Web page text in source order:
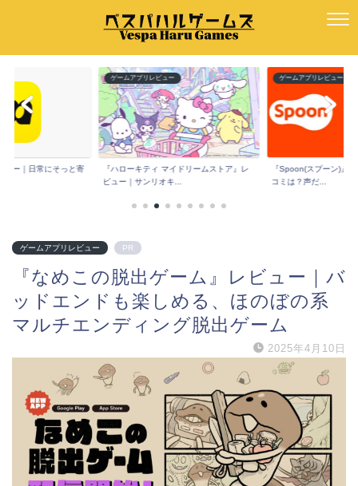
ドリームストア』レ
ゲームアプリレビュー
『Spoon(スプーン)』レビュー｜評判や口
コミは？声だ...
ゲームアプリレビュー
『にじげんカノジョ』
トでリアルすぎる...
ゲームアプリレビュー PR
『なめこの脱出ゲーム』レビュー｜バ
ッドエンドも楽しめる、ほのぼの系
マルチエンディング脱出ゲーム
2025年4月10日